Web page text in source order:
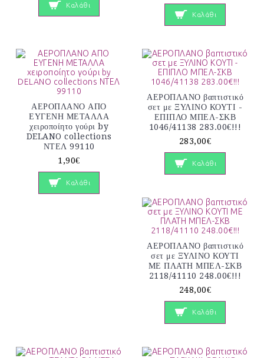
Καλάθι
Καλάθι
ΑΕΡΟΠΛΑΝΟ ΑΠΟ
ΕΥΓΕΝΗ ΜΕΤΑΛΛΑ
χειροποίητο γούρι by
DELANO collections
ΝΤΕΛ 99110
1,90€
Καλάθι
ΑΕΡΟΠΛΑΝΟ βαπτιστικό
σετ με ΞΥΛΙΝΟ ΚΟΥΤΙ -
ΕΠΙΠΛΟ ΜΠΕΛ-ΣΚΒ
1046/41138 283.00€!!!
283,00€
Καλάθι
ΑΕΡΟΠΛΑΝΟ βαπτιστικό
σετ με ΞΥΛΙΝΟ ΚΟΥΤΙ
ΜΕ ΠΛΑΤΗ ΜΠΕΛ-ΣΚΒ
2118/41110 248.00€!!!
248,00€
Καλάθι